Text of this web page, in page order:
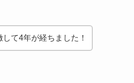
て4年が経ちました！